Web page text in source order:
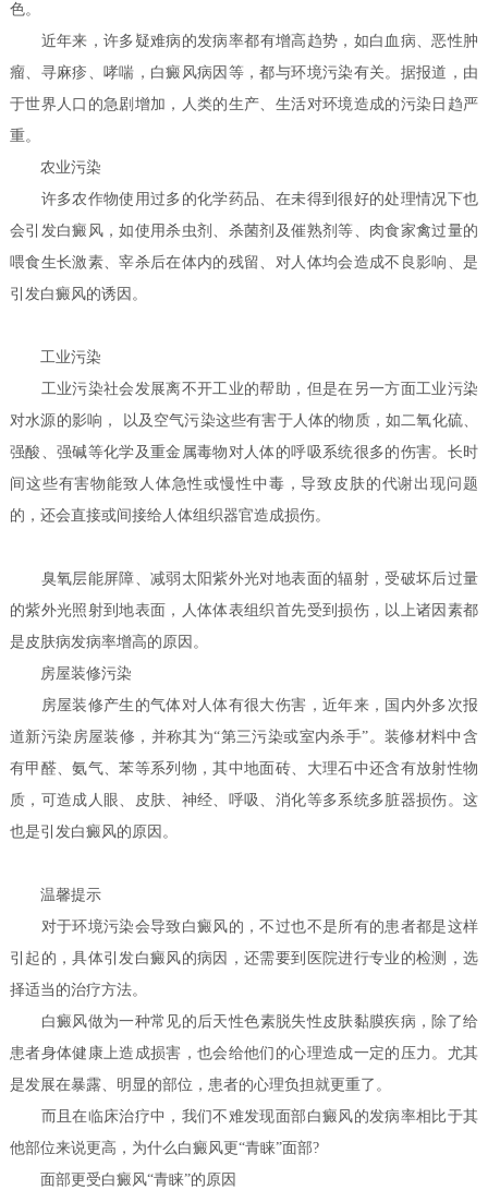
色。
近年来，许多疑难病的发病率都有增高趋势，如白血病、恶性肿
瘤、寻麻疹、哮喘，白癜风病因等，都与环境污染有关。据报道，由
于世界人口的急剧增加，人类的生产、生活对环境造成的污染日趋严
重。
农业污染
许多农作物使用过多的化学药品、在未得到很好的处理情况下也
会引发白癜风，如使用杀虫剂、杀菌剂及催熟剂等、肉食家禽过量的
喂食生长激素、宰杀后在体内的残留、对人体均会造成不良影响、是
引发白癜风的诱因。
工业污染
工业污染社会发展离不开工业的帮助，但是在另一方面工业污染
对水源的影响， 以及空气污染这些有害于人体的物质，如二氧化硫、
强酸、强碱等化学及重金属毒物对人体的呼吸系统很多的伤害。长时
间这些有害物能致人体急性或慢性中毒，导致皮肤的代谢出现问题
的，还会直接或间接给人体组织器官造成损伤。
臭氧层能屏障、减弱太阳紫外光对地表面的辐射，受破坏后过量
的紫外光照射到地表面，人体体表组织首先受到损伤，以上诸因素都
是皮肤病发病率增高的原因。
房屋装修污染
房屋装修产生的气体对人体有很大伤害，近年来，国内外多次报
道新污染房屋装修，并称其为“第三污染或室内杀手”。装修材料中含
有甲醛、氨气、苯等系列物，其中地面砖、大理石中还含有放射性物
质，可造成人眼、皮肤、神经、呼吸、消化等多系统多脏器损伤。这
也是引发白癜风的原因。
温馨提示
对于环境污染会导致白癜风的，不过也不是所有的患者都是这样
引起的，具体引发白癜风的病因，还需要到医院进行专业的检测，选
择适当的治疗方法。
白癜风做为一种常见的后天性色素脱失性皮肤黏膜疾病，除了给
患者身体健康上造成损害，也会给他们的心理造成一定的压力。尤其
是发展在暴露、明显的部位，患者的心理负担就更重了。
而且在临床治疗中，我们不难发现面部白癜风的发病率相比于其
他部位来说更高，为什么白癜风更“青睐”面部?
面部更受白癜风“青睐”的原因